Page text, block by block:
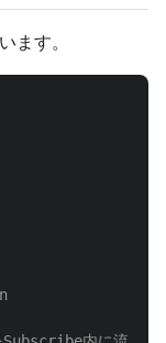
ます。